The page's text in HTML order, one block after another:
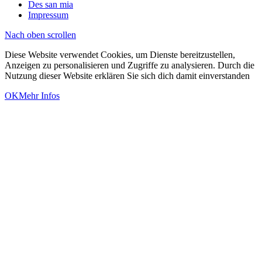
Des san mia
Impressum
Nach oben scrollen
Diese Website verwendet Cookies, um Dienste bereitzustellen,
Anzeigen zu personalisieren und Zugriffe zu analysieren. Durch die
Nutzung dieser Website erklären Sie sich dich damit einverstanden
OKMehr Infos